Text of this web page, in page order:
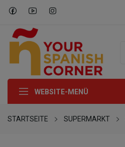
WEBSITE-MENÜ
STARTSEITE SUPERMARKT